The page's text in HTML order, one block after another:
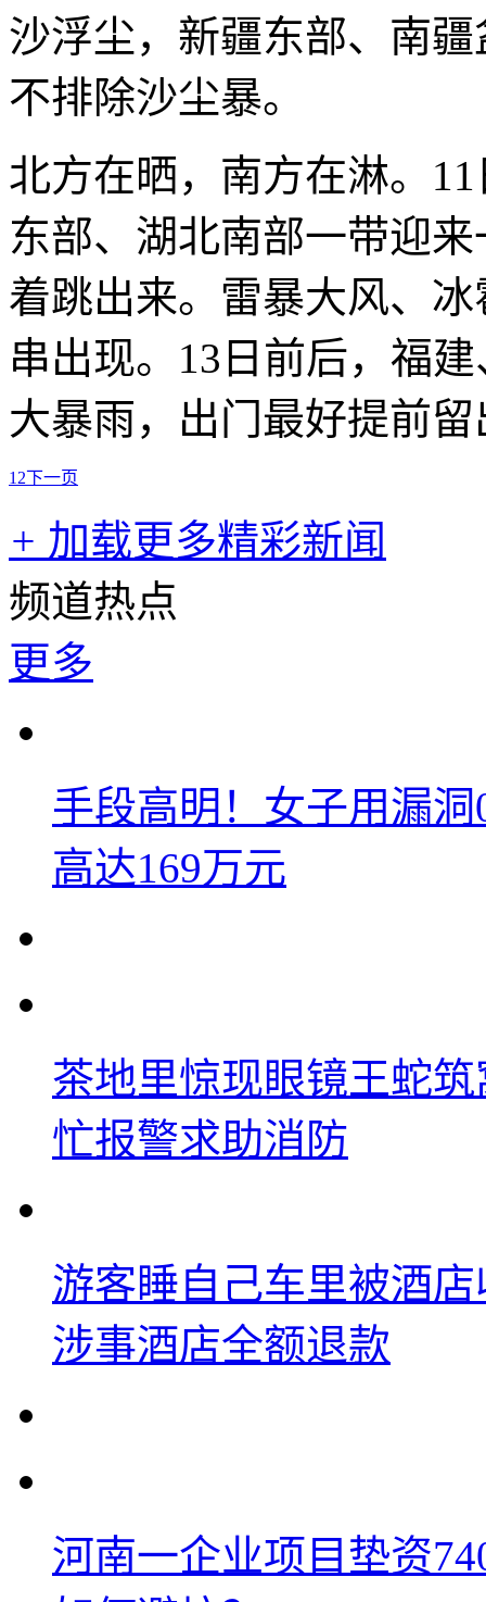
沙浮尘，新疆东部、南
不排除沙尘暴。
北方在晒，南方在淋。
东部、湖北南部一带迎
着跳出来。雷暴大风、
串出现。13日前后，福
大暴雨，出门最好提前
1 2下一页
+ 加载更多精彩新闻
频道热点
更多
手段高明！女子用漏
高达169万元
茶地里惊现眼镜王蛇
忙报警求助消防
游客睡自己车里被酒
涉事酒店全额退款
河南一企业项目垫资